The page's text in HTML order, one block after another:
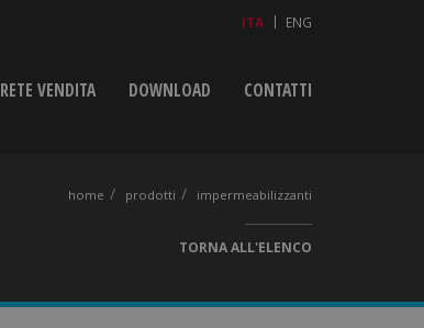
RETE VENDITA DOWNLOAD CONTATTI
ITA ENG
home prodotti impermeabilizzanti
TORNA ALL'ELENCO